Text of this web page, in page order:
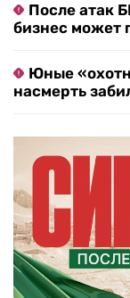
После атак
бизнес может
Юные
насмерть